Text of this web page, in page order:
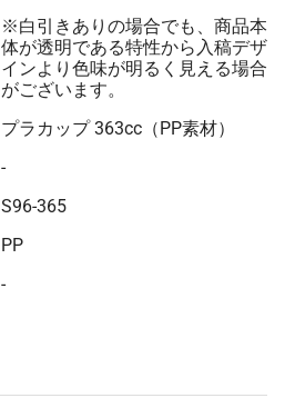
※白引きありの場合でも、商品本
体が透明である特性から入稿デザ
インより色味が明るく見える場合
がございます。
プラカップ 363cc（PP素材）
-
S96-365
PP
-